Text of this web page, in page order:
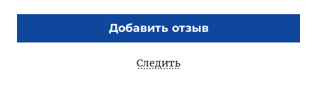
Добавить отзыв
Следить